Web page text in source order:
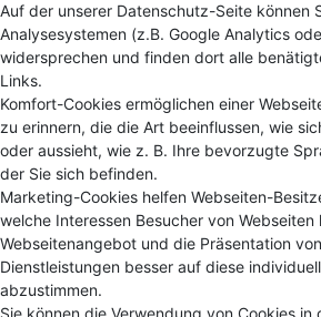
Auf der unserer Datenschutz-Seite können
Analysesystemen (z.B. Google Analytics
widersprechen und finden dort alle
Links.
Komfort-Cookies ermöglichen einer
zu erinnern, die die Art beeinflussen, wie
oder aussieht, wie z. B. Ihre bevorzugte
der Sie sich befinden.
Marketing-Cookies helfen Webseiten-
welche Interessen Besucher von Webseiten
Webseitenangebot und die Präsentation
Dienstleistungen besser auf diese
abzustimmen.